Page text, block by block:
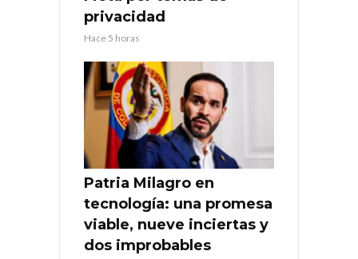
privacidad
Hace 5 horas
Patria Milagro en
tecnología: una promesa
viable, nueve inciertas y
dos improbables